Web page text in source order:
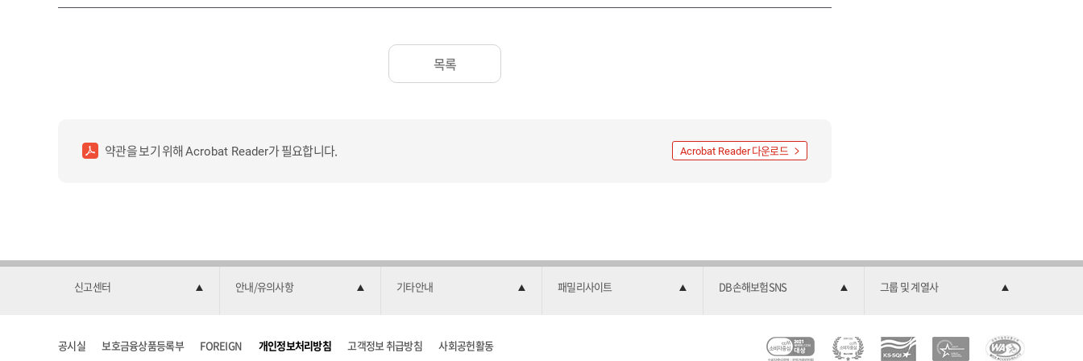
목록
약관을 보기 위해Acrobat Reader가 필요합니다. Acrobat Reader다운로드
신고센터 안내/유의사항 기타안내 패밀리사이트 DB손해보험SNS 그룹 및 계열사
공시실 보호금융상품등록부 FOREIGN 개인정보처리방침 고객정보 취급방침 사회공헌활동
C
소
2
한
과